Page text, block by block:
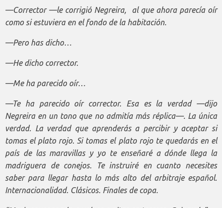
—Corrector —le corrigió Negreira, al que ahora parecía oír
como si estuviera en el fondo de la habitación.
—Pero has dicho…
—He dicho corrector.
—Me ha parecido oír…
—Te ha parecido oír corrector. Esa es la verdad —dijo
Negreira en un tono que no admitía más réplica—. La única
verdad. La verdad que aprenderás a percibir y aceptar si
tomas el plato rojo. Si tomas el plato rojo te quedarás en el
país de las maravillas y yo te enseñaré a dónde llega la
madriguera de conejos. Te instruiré en cuanto necesites
saber para llegar hasta lo más alto del arbitraje español.
Internacionalidad. Clásicos. Finales de copa.